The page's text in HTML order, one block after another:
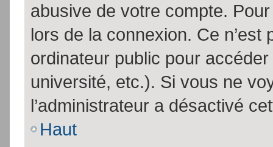
abusive de votre compte.
lors de la connexion. Ce
ordinateur public pour
université, etc.). Si vous ne
l’administrateur a désactivé
Haut